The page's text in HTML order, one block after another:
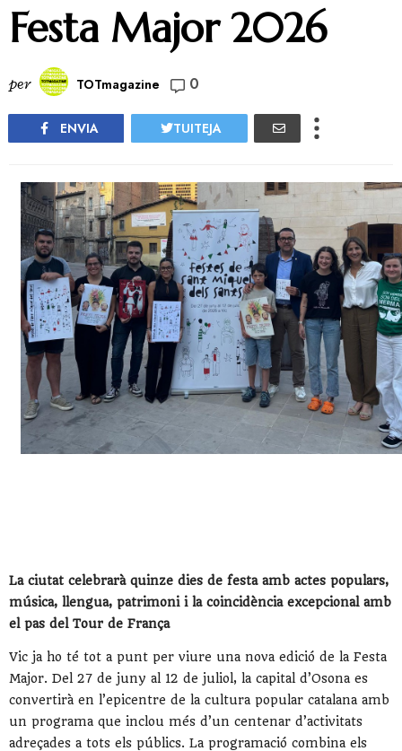
Festa Major 2026
per TOTmagazine 0
ENVIA TUITEJA
La ciutat celebrarà quinze dies de festa amb actes populars,
música, llengua, patrimoni i la coincidència excepcional amb
el pas del Tour de França
Vic ja ho té tot a punt per viure una nova edició de la Festa
Major. Del 27 de juny al 12 de juliol, la capital d’Osona es
convertirà en l’epicentre de la cultura popular catalana amb
un programa que inclou més d’un centenar d’activitats
adreçades a tots els públics. La programació combina els